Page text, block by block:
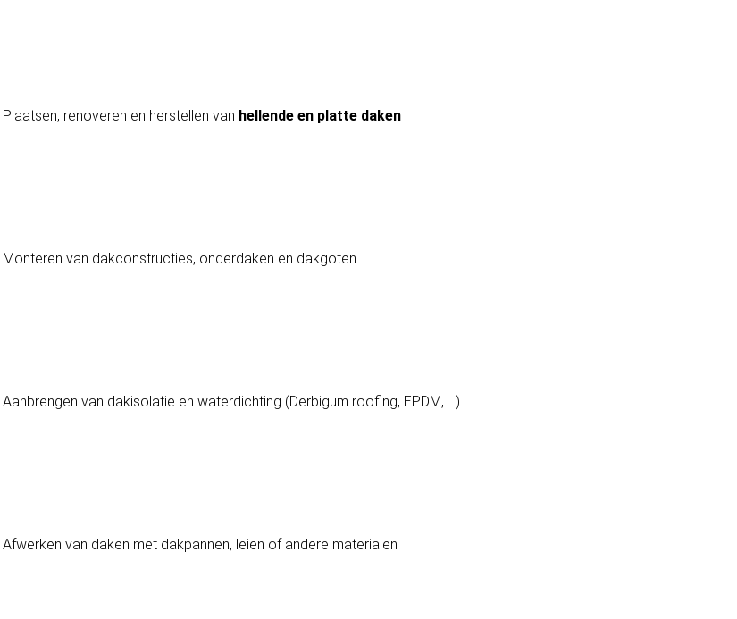
Plaatsen, renoveren en herstellen van hellende en platte daken
Monteren van dakconstructies, onderdaken en dakgoten
Aanbrengen van dakisolatie en waterdichting (Derbigum roofing, EPDM, …)
Afwerken van daken met dakpannen, leien of andere materialen